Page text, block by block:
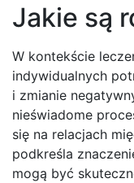
Jakie są
W kontekście
indywidualnych
i zmianie
nieświadome
się na relacjach
podkreśla
mogą być